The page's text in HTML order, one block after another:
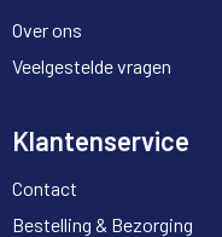
Over ons
Veelgestelde vragen
Klantenservice
Contact
Bestelling & Bezorging